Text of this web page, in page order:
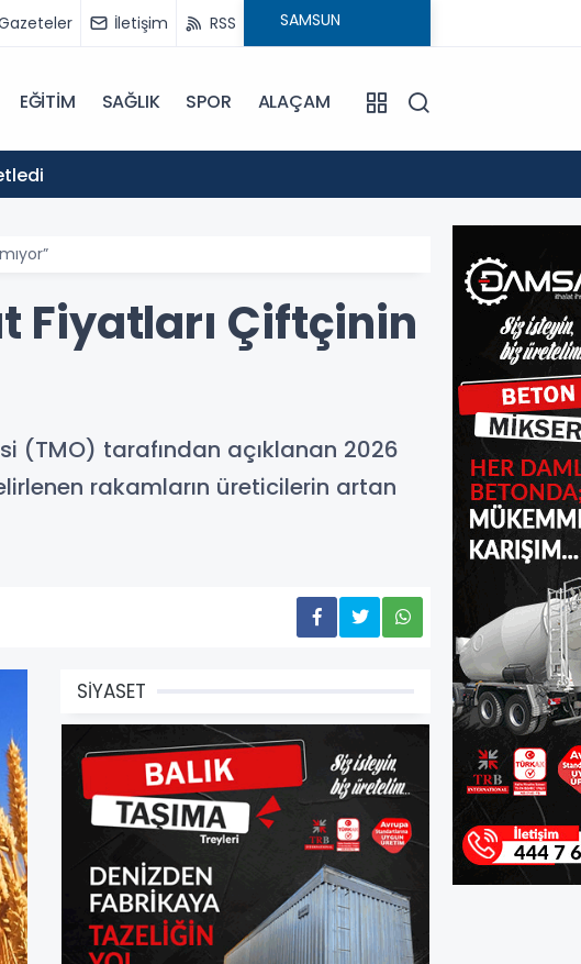
İletişim RSS
EĞİTİM SAĞLIK SPOR ALAÇAM
Fiyatları Çiftçinin
(TMO) tarafından açıklanan 2026
rakamların üreticilerin artan
SİYASET